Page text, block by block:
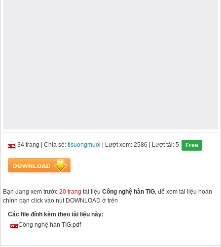
34 trang Chia sẻ: tlsuongmuoi | Lượt xem: 2586 | Lượt tải: 5 Free
Bạn đang xem trước 20 trang tài liệu Công nghệ hàn TIG, để xem tài liệu hoàn
chỉnh bạn click vào nút DOWNLOAD ở trên
Các file đính kèm theo tài liệu này:
Công nghệ hàn TIG.pdf